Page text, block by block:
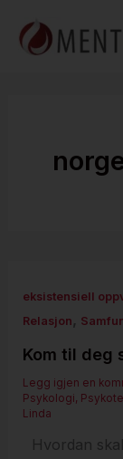
rett
eksistensiell
Relasjon ,
Kom til deg
Legg igjen en
Psykologi,
Linda
Hvordan